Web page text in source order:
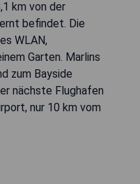
km von der
befindet. Die
WLAN,
Garten. Marlins
zum Bayside
nächste Flughafen
nur 10 km vom